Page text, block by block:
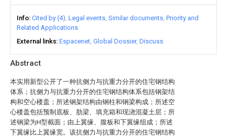
Abstract
本实用新型公开了一种抗侧力与抗重力分开的住宅钢结构
体系；抗侧力与抗重力分开的住宅钢结构体系包括钢架结
构和空心楼盖；所述钢架结构由钢柱和钢梁构成；所述空
心楼盖包括预制底板、肋梁、填充箱和现浇混凝土层；所
述钢梁为H型截面；由上翼缘、腹板和下翼缘组成；所述
下翼缘比上翼缘宽。该抗侧力与抗重力分开的住宅钢结构
Info Cited by (4) Legal events Similar documents Priority and
Related Applications
External links Espacenet Global Dossier Discuss